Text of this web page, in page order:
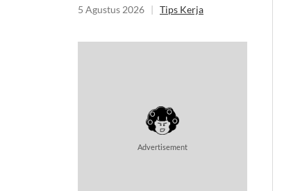
Bahasa Inggris, hingga Kimia
5 Agustus 2026 | Tips Kerja
Advertisement